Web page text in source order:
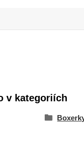
v kategoriích